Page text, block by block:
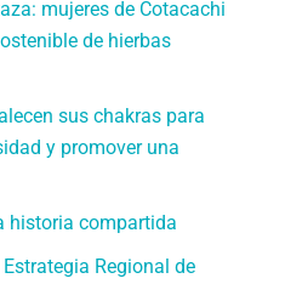
mujeres de Cotacachi
de hierbas
sus chakras para
y promover una
historia compartida
Regional de